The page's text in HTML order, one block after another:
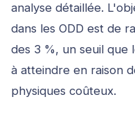
analyse détaillée.
dans les ODD est de
des 3 %, un seuil que
à atteindre en raison
physiques coûteux.